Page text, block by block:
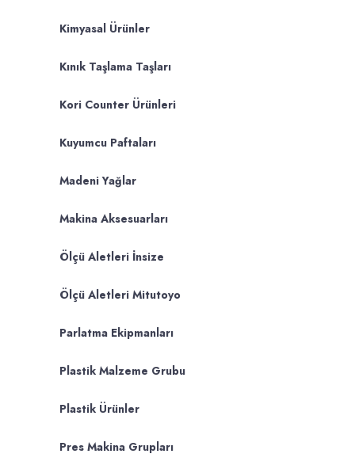
Kimyasal Ürünler
Kınık Taşlama Taşları
Kori Counter Ürünleri
Kuyumcu Paftaları
Madeni Yağlar
Makina Aksesuarları
Ölçü Aletleri İnsize
Ölçü Aletleri Mitutoyo
Parlatma Ekipmanları
Plastik Malzeme Grubu
Plastik Ürünler
Pres Makina Grupları